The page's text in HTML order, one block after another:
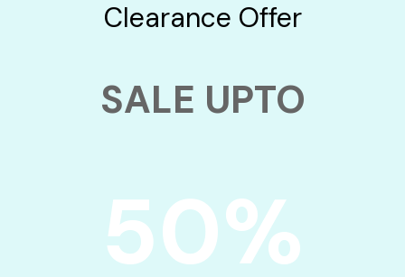
Clearance Offer
SALE UPTO
50%